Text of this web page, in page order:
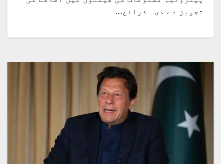
تجویز دے دی۔ ذرائع…